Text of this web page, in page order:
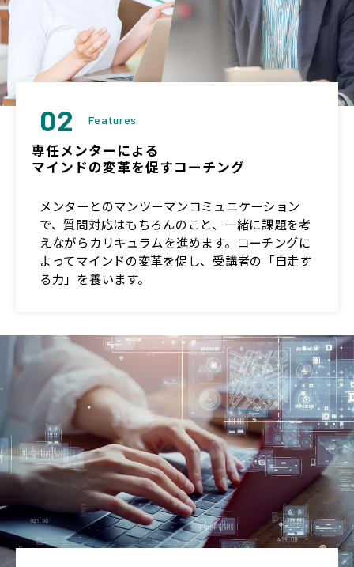
02 Features
専任メンターによる
マインドの変革を促すコーチング
メンターとのマンツーマンコミュニケーション
で、質問対応はもちろんのこと、一緒に課題を考
えながらカリキュラムを進めます。コーチングに
よってマインドの変革を促し、受講者の「自走す
る力」を養います。